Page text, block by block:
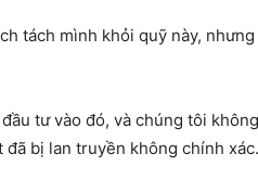
tách mình khỏi quỹ này,
tư vào đó, và chúng tôi
bị lan truyền không chính